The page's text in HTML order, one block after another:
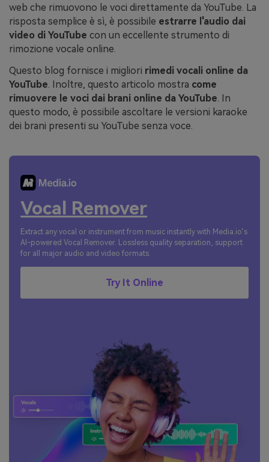
web che rimuovono le voci direttamente da YouTube. La
risposta semplice è sì, è possibile estrarre l'audio dai
video di YouTube con un eccellente strumento di
rimozione vocale online.
Questo blog fornisce i migliori rimedi vocali online da
YouTube . Inoltre, questo articolo mostra come
rimuovere le voci dai brani online da YouTube . In
questo modo, è possibile ascoltare le versioni karaoke
dei brani presenti su YouTube senza voce.
Vocal Remover
Extract any vocal or instrument from music instantly with Media.io’s
AI-powered Vocal Remover. Lossless quality separation, support
for all major audio and video formats.
Try It Online